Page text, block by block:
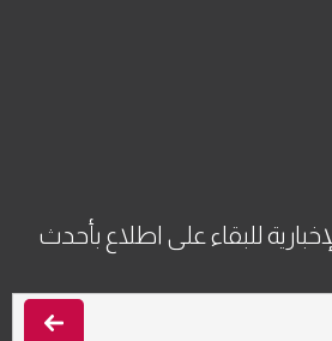
للبقاء على اطلاع بأحدث